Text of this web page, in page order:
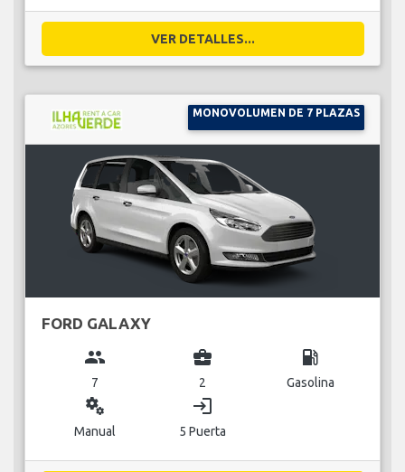
VER DETALLES...
MONOVOLUMEN DE 7 PLAZAS
FORD GALAXY
group
7
business_center
2
local_gas_station
Gasolina
miscellaneous_services
Manual
login
5 Puerta